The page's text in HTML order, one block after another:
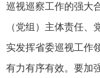
巡视巡察工作的强大
（党组）主体责任、
实发挥省委巡视工作
有力有序有效。要加